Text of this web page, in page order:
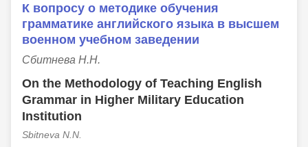
К вопросу о методике обучения
грамматике английского языка в высшем
военном учебном заведении
Сбитнева Н.Н.
On the Methodology of Teaching English
Grammar in Higher Military Education
Institution
Sbitneva N.N.